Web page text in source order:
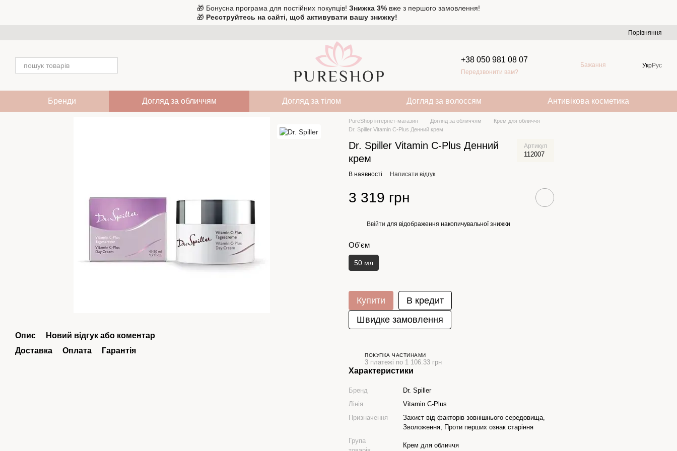
🎁 Бонусна програма для постійних покупців! Знижка 3% вже з першого замовлення!
🎁 Реєструйтесь на сайті, щоб активувати вашу знижку!
Порівняння
+38 050 981 08 07
Передзвонити вам?
Бажання УкрРус
Бренди Догляд за обличчям Догляд за тілом Догляд за волоссям Антивікова косметика
Опис
Новий відгук або коментар
Доставка
Оплата Гарантія
PureShop інтернет-магазин Догляд за обличчям
Крем для обличчя
Dr. Spiller Vitamin C-Plus Денний крем
Dr. Spiller Vitamin C-Plus Денний
крем
Артикул
112007
В наявності Написати відгук
3 319 грн
Ввійти для відображення накопичувальної знижки
Об'єм
50 мл
Купити
В кредит
Швидке замовлення
ПОКУПКА ЧАСТИНАМИ
3 платежі по 1 106.33 грн
Характеристики
Бренд
Dr. Spiller
Лінія
Vitamin C-Plus
Призначення
Захист від факторів зовнішнього середовища,
Зволоження, Проти перших ознак старіння
Група
Крем для обличчя